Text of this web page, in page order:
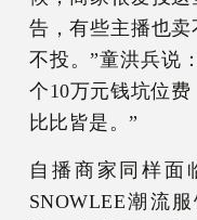
告，有些主播也
不投。”童洪兵说
个10万元钱坑位费
比比皆是。”
自播商家同样面
SNOWLEE潮流